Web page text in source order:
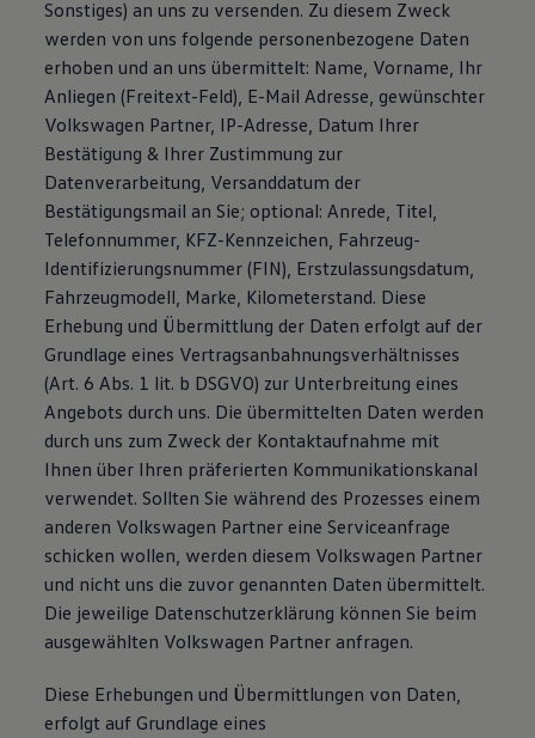
Sonstiges) an uns zu versenden. Zu diesem Zweck
werden von uns folgende personenbezogene Daten
erhoben und an uns übermittelt: Name, Vorname, Ihr
Anliegen (Freitext-Feld), E-Mail Adresse, gewünschter
Volkswagen Partner, IP-Adresse, Datum Ihrer
Bestätigung & Ihrer Zustimmung zur
Datenverarbeitung, Versanddatum der
Bestätigungsmail an Sie; optional: Anrede, Titel,
Telefonnummer, KFZ-Kennzeichen, Fahrzeug-
Identifizierungsnummer (FIN), Erstzulassungsdatum,
Fahrzeugmodell, Marke, Kilometerstand. Diese
Erhebung und Übermittlung der Daten erfolgt auf der
Grundlage eines Vertragsanbahnungsverhältnisses
(Art. 6 Abs. 1 lit. b DSGVO) zur Unterbreitung eines
Angebots durch uns. Die übermittelten Daten werden
durch uns zum Zweck der Kontaktaufnahme mit
Ihnen über Ihren präferierten Kommunikationskanal
verwendet. Sollten Sie während des Prozesses einem
anderen Volkswagen Partner eine Serviceanfrage
schicken wollen, werden diesem Volkswagen Partner
und nicht uns die zuvor genannten Daten übermittelt.
Die jeweilige Datenschutzerklärung können Sie beim
ausgewählten Volkswagen Partner anfragen.
Diese Erhebungen und Übermittlungen von Daten,
erfolgt auf Grundlage eines